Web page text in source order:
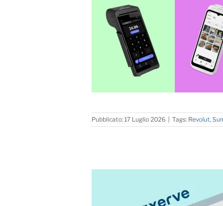
Pubblicato: 17 Luglio 2026 Tags: Revolut,